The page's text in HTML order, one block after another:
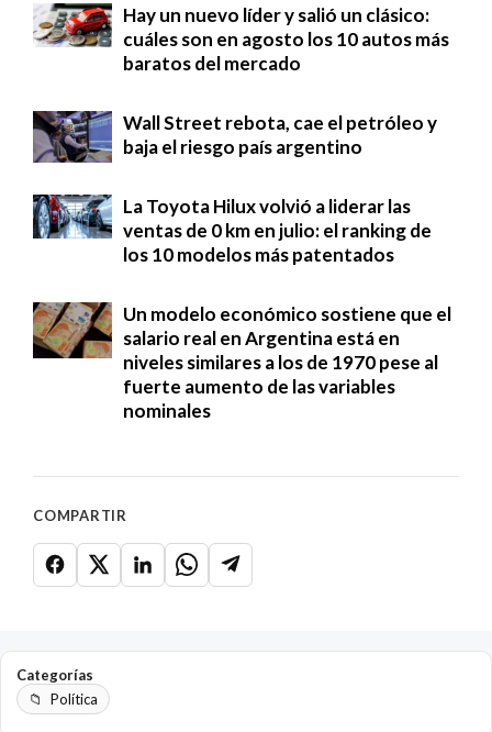
Hay un nuevo líder y salió un clásico:
cuáles son en agosto los 10 autos más
baratos del mercado
Wall Street rebota, cae el petróleo y
baja el riesgo país argentino
La Toyota Hilux volvió a liderar las
ventas de 0 km en julio: el ranking de
los 10 modelos más patentados
Un modelo económico sostiene que el
salario real en Argentina está en
niveles similares a los de 1970 pese al
fuerte aumento de las variables
nominales
COMPARTIR
Categorías
Política